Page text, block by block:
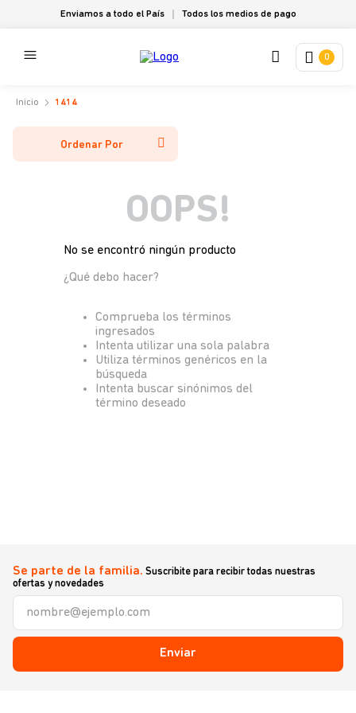
Enviamos a todo el País Todos los medios de pago
0
1414
Ordenar Por
OOPS!
No se encontró ningún producto
¿Qué debo hacer?
Comprueba los términos
ingresados
Intenta utilizar una sola palabra
Utiliza términos genéricos en la
búsqueda
Intenta buscar sinónimos del
término deseado
Se parte de la familia. Suscribite para recibir todas nuestras
ofertas y novedades
Enviar